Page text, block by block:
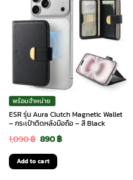
พร้อมจำหน่าย
ESR รุ่น Aura Clutch Magnetic Wallet
– กระเป๋าติดหลังมือถือ – สี Black
1,090฿ Original
price
was:
890฿Current
Add to cart